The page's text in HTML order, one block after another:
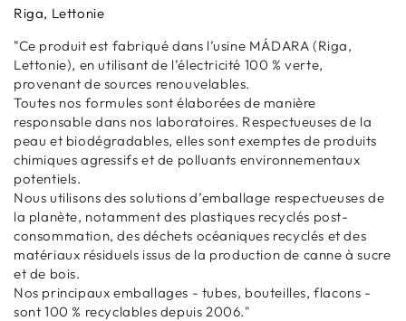
Riga, Lettonie
"Ce produit est fabriqué dans l’usine MÁDARA (Riga,
Lettonie), en utilisant de l’électricité 100 % verte,
provenant de sources renouvelables.
Toutes nos formules sont élaborées de manière
responsable dans nos laboratoires. Respectueuses de la
peau et biodégradables, elles sont exemptes de produits
chimiques agressifs et de polluants environnementaux
potentiels.
Nous utilisons des solutions d’emballage respectueuses de
la planète, notamment des plastiques recyclés post-
consommation, des déchets océaniques recyclés et des
matériaux résiduels issus de la production de canne à sucre
et de bois.
Nos principaux emballages - tubes, bouteilles, flacons -
sont 100 % recyclables depuis 2006."